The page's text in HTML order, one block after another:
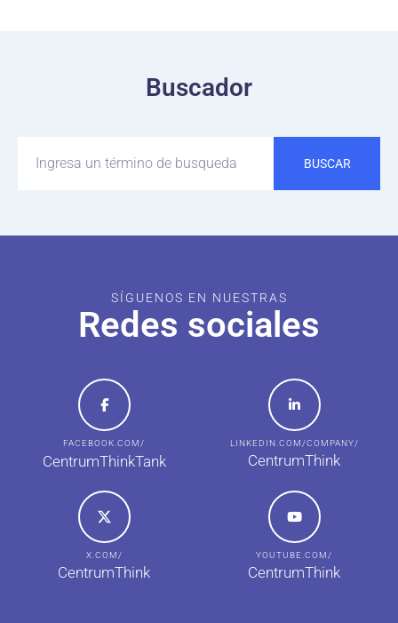
Buscador
BUSCAR
SÍGUENOS EN NUESTRAS
Redes sociales
FACEBOOK.COM/
CentrumThinkTank
LINKEDIN.COM/COMPANY/
CentrumThink
X.COM/
CentrumThink
YOUTUBE.COM/
CentrumThink